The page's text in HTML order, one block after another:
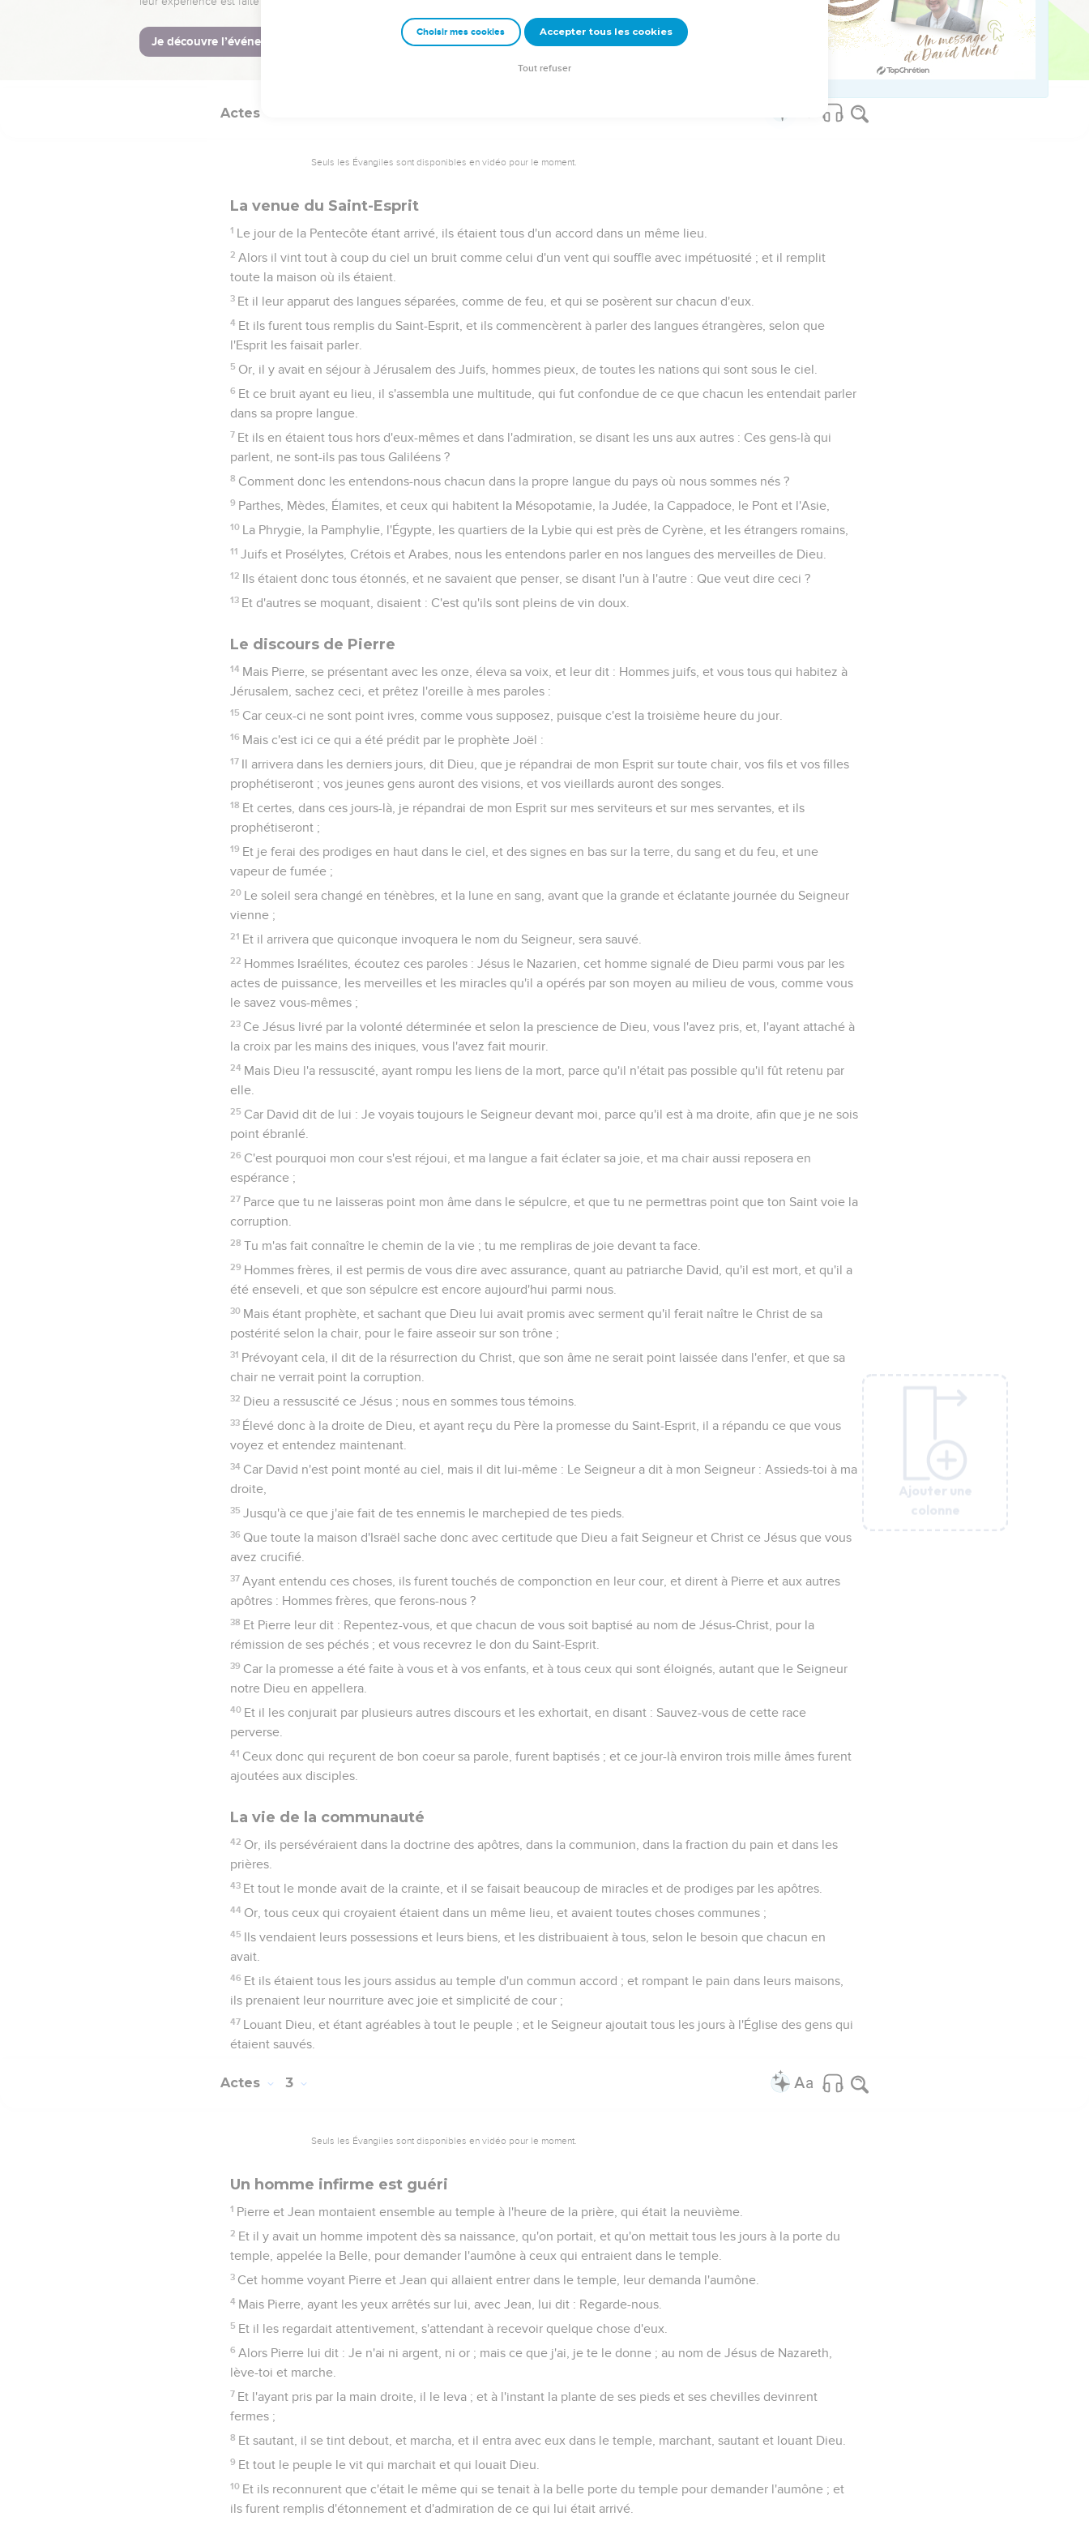
Afin qu'il ait part au ministère et à l'apostolat que Judas a abandonné pour aller en son lieu.
26 Et ils tirèrent au sort ; et le sort tomba sur Matthias, qui, d'un commun accord, fut mis au rang des onze
Ajouter une
colonne
Actes
Seuls les Évangiles sont disponibles en vidéo pour le moment.
La venue du Saint-Esprit
1 Le jour de la Pentecôte étant arrivé, ils étaient tous d'un accord dans un même lieu.
2 Alors il vint tout à coup du ciel un bruit comme celui d'un vent qui souffle avec impétuosité ; et il remplit
toute la maison où ils étaient.
3 Et il leur apparut des langues séparées, comme de feu, et qui se posèrent sur chacun d'eux.
4 Et ils furent tous remplis du Saint-Esprit, et ils commencèrent à parler des langues étrangères, selon que
l'Esprit les faisait parler.
5 Or, il y avait en séjour à Jérusalem des Juifs, hommes pieux, de toutes les nations qui sont sous le ciel.
6 Et ce bruit ayant eu lieu, il s'assembla une multitude, qui fut confondue de ce que chacun les entendait parler
dans sa propre langue.
7 Et ils en étaient tous hors d'eux-mêmes et dans l'admiration, se disant les uns aux autres : Ces gens-là qui
parlent, ne sont-ils pas tous Galiléens ?
8 Comment donc les entendons-nous chacun dans la propre langue du pays où nous sommes nés ?
9 Parthes, Mèdes, Élamites, et ceux qui habitent la Mésopotamie, la Judée, la Cappadoce, le Pont et l'Asie,
10 La Phrygie, la Pamphylie, l'Égypte, les quartiers de la Lybie qui est près de Cyrène, et les étrangers romains,
11 Juifs et Prosélytes, Crétois et Arabes, nous les entendons parler en nos langues des merveilles de Dieu.
12 Ils étaient donc tous étonnés, et ne savaient que penser, se disant l'un à l'autre : Que veut dire ceci ?
13 Et d'autres se moquant, disaient : C'est qu'ils sont pleins de vin doux.
Le discours de Pierre
14 Mais Pierre, se présentant avec les onze, éleva sa voix, et leur dit : Hommes juifs, et vous tous qui habitez à
Jérusalem, sachez ceci, et prêtez l'oreille à mes paroles :
15 Car ceux-ci ne sont point ivres, comme vous supposez, puisque c'est la troisième heure du jour.
16 Mais c'est ici ce qui a été prédit par le prophète Joël :
17 Il arrivera dans les derniers jours, dit Dieu, que je répandrai de mon Esprit sur toute chair, vos fils et vos filles
prophétiseront ; vos jeunes gens auront des visions, et vos vieillards auront des songes.
18 Et certes, dans ces jours-là, je répandrai de mon Esprit sur mes serviteurs et sur mes servantes, et ils
prophétiseront ;
19 Et je ferai des prodiges en haut dans le ciel, et des signes en bas sur la terre, du sang et du feu, et une
vapeur de fumée ;
20 Le soleil sera changé en ténèbres, et la lune en sang, avant que la grande et éclatante journée du Seigneur
vienne ;
21 Et il arrivera que quiconque invoquera le nom du Seigneur, sera sauvé.
22 Hommes Israélites, écoutez ces paroles : Jésus le Nazarien, cet homme signalé de Dieu parmi vous par les
actes de puissance, les merveilles et les miracles qu'il a opérés par son moyen au milieu de vous, comme vous
le savez vous-mêmes ;
23 Ce Jésus livré par la volonté déterminée et selon la prescience de Dieu, vous l'avez pris, et, l'ayant attaché à
la croix par les mains des iniques, vous l'avez fait mourir.
24 Mais Dieu l'a ressuscité, ayant rompu les liens de la mort, parce qu'il n'était pas possible qu'il fût retenu par
elle.
25 Car David dit de lui : Je voyais toujours le Seigneur devant moi, parce qu'il est à ma droite, afin que je ne sois
point ébranlé.
26 C'est pourquoi mon cour s'est réjoui, et ma langue a fait éclater sa joie, et ma chair aussi reposera en
espérance ;
27 Parce que tu ne laisseras point mon âme dans le sépulcre, et que tu ne permettras point que ton Saint voie la
corruption.
28 Tu m'as fait connaître le chemin de la vie ; tu me rempliras de joie devant ta face.
29 Hommes frères, il est permis de vous dire avec assurance, quant au patriarche David, qu'il est mort, et qu'il a
été enseveli, et que son sépulcre est encore aujourd'hui parmi nous.
30 Mais étant prophète, et sachant que Dieu lui avait promis avec serment qu'il ferait naître le Christ de sa
postérité selon la chair, pour le faire asseoir sur son trône ;
31 Prévoyant cela, il dit de la résurrection du Christ, que son âme ne serait point laissée dans l'enfer, et que sa
chair ne verrait point la corruption.
32 Dieu a ressuscité ce Jésus ; nous en sommes tous témoins.
33 Élevé donc à la droite de Dieu, et ayant reçu du Père la promesse du Saint-Esprit, il a répandu ce que vous
voyez et entendez maintenant.
34 Car David n'est point monté au ciel, mais il dit lui-même : Le Seigneur a dit à mon Seigneur : Assieds-toi à ma
droite,
35 Jusqu'à ce que j'aie fait de tes ennemis le marchepied de tes pieds.
36 Que toute la maison d'Israël sache donc avec certitude que Dieu a fait Seigneur et Christ ce Jésus que vous
avez crucifié.
37 Ayant entendu ces choses, ils furent touchés de componction en leur cour, et dirent à Pierre et aux autres
apôtres : Hommes frères, que ferons-nous ?
38 Et Pierre leur dit : Repentez-vous, et que chacun de vous soit baptisé au nom de Jésus-Christ, pour la
rémission de ses péchés ; et vous recevrez le don du Saint-Esprit.
39 Car la promesse a été faite à vous et à vos enfants, et à tous ceux qui sont éloignés, autant que le Seigneur
notre Dieu en appellera.
40 Et il les conjurait par plusieurs autres discours et les exhortait, en disant : Sauvez-vous de cette race
perverse.
41 Ceux donc qui reçurent de bon coeur sa parole, furent baptisés ; et ce jour-là environ trois mille âmes furent
ajoutées aux disciples.
La vie de la communauté
42 Or, ils persévéraient dans la doctrine des apôtres, dans la communion, dans la fraction du pain et dans les
prières.
43 Et tout le monde avait de la crainte, et il se faisait beaucoup de miracles et de prodiges par les apôtres.
44 Or, tous ceux qui croyaient étaient dans un même lieu, et avaient toutes choses communes ;
45 Ils vendaient leurs possessions et leurs biens, et les distribuaient à tous, selon le besoin que chacun en
avait.
46 Et ils étaient tous les jours assidus au temple d'un commun accord ; et rompant le pain dans leurs maisons,
ils prenaient leur nourriture avec joie et simplicité de cour ;
47 Louant Dieu, et étant agréables à tout le peuple ; et le Seigneur ajoutait tous les jours à l'Église des gens qui
étaient sauvés.
Ajouter une
colonne
Actes 3
Seuls les Évangiles sont disponibles en vidéo pour le moment.
Un homme infirme est guéri
1 Pierre et Jean montaient ensemble au temple à l'heure de la prière, qui était la neuvième.
2 Et il y avait un homme impotent dès sa naissance, qu'on portait, et qu'on mettait tous les jours à la porte du
temple, appelée la Belle, pour demander l'aumône à ceux qui entraient dans le temple.
3 Cet homme voyant Pierre et Jean qui allaient entrer dans le temple, leur demanda l'aumône.
4 Mais Pierre, ayant les yeux arrêtés sur lui, avec Jean, lui dit : Regarde-nous.
5 Et il les regardait attentivement, s'attendant à recevoir quelque chose d'eux.
6 Alors Pierre lui dit : Je n'ai ni argent, ni or ; mais ce que j'ai, je te le donne ; au nom de Jésus de Nazareth,
lève-toi et marche.
7 Et l'ayant pris par la main droite, il le leva ; et à l'instant la plante de ses pieds et ses chevilles devinrent
fermes ;
8 Et sautant, il se tint debout, et marcha, et il entra avec eux dans le temple, marchant, sautant et louant Dieu.
9 Et tout le peuple le vit qui marchait et qui louait Dieu.
10 Et ils reconnurent que c'était le même qui se tenait à la belle porte du temple pour demander l'aumône ; et
ils furent remplis d'étonnement et d'admiration de ce qui lui était arrivé.
Ajouter une
colonne
Ajouter une
colonne
Ajouter une
colonne
Choisir mes cookies Accepter tous les cookies
Tout refuser